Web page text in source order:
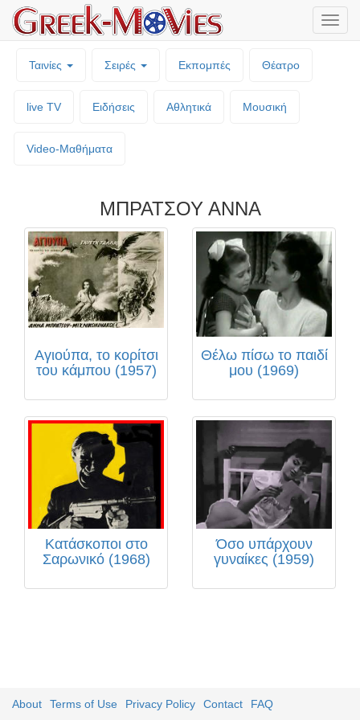
Ταινίες Σειρές Εκπομπές Θέατρο
live TV Ειδήσεις Αθλητικά Μουσική
Video-Mαθήματα
ΜΠΡΑΤΣΟΥ ΑΝΝΑ
Αγιούπα, το κορίτσι
του κάμπου (1957)
Θέλω πίσω το παιδί
μου (1969)
Κατάσκοποι στο
Σαρωνικό (1968)
Όσο υπάρχουν
γυναίκες (1959)
About Terms of Use Privacy Policy Contact FAQ